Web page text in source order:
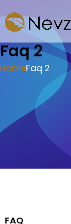
Faq 2
HomeFaq 2
FAQ